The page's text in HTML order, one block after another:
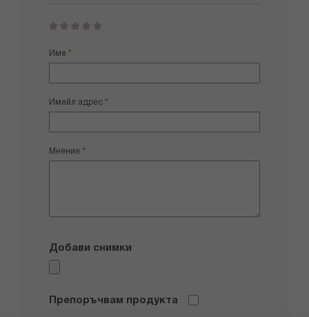
star
stars
stars
stars
stars
Име
Имейл адрес
Мнение
Добави снимки
Препоръчвам продукта